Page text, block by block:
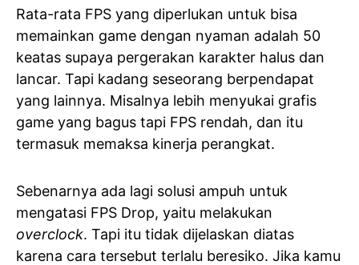
Rata-rata FPS yang diperlukan untuk bisa
memainkan game dengan nyaman adalah 50
keatas supaya pergerakan karakter halus dan
lancar. Tapi kadang seseorang berpendapat
yang lainnya. Misalnya lebih menyukai grafis
game yang bagus tapi FPS rendah, dan itu
termasuk memaksa kinerja perangkat.
Sebenarnya ada lagi solusi ampuh untuk
mengatasi FPS Drop, yaitu melakukan
overclock. Tapi itu tidak dijelaskan diatas
karena cara tersebut terlalu beresiko. Jika kamu